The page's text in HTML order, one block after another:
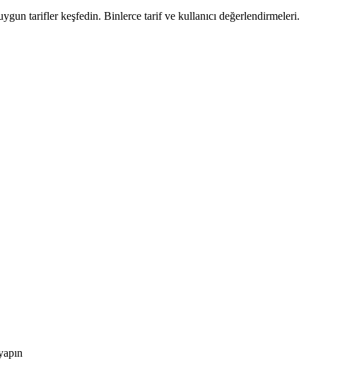
tarifler keşfedin. Binlerce tarif ve kullanıcı değerlendirmeleri.